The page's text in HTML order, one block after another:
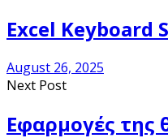
Excel Keyboard
August 26, 2025
Next Post
Εφαρμογές της